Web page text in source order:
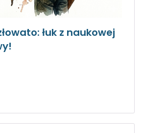
łuk z naukowej